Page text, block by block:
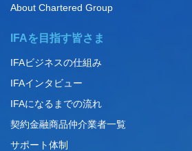
About Chartered Group
IFAを目指す皆さま
IFAビジネスの仕組み
IFAインタビュー
IFAになるまでの流れ
契約金融商品仲介業者一覧
サポート体制